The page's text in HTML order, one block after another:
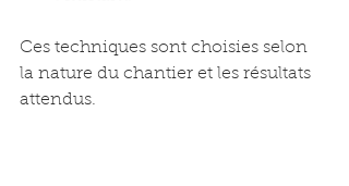
Ces techniques sont choisies selon
la nature du chantier et les résultats
attendus.